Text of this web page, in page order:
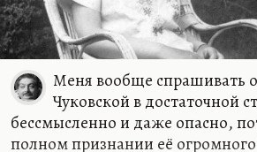
Меня вообще спрашивать
Чуковской в достаточной
бессмысленно и даже опасно,
полном признании её